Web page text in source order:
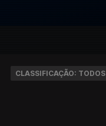
CLASSIFICAÇÃO: TODOS